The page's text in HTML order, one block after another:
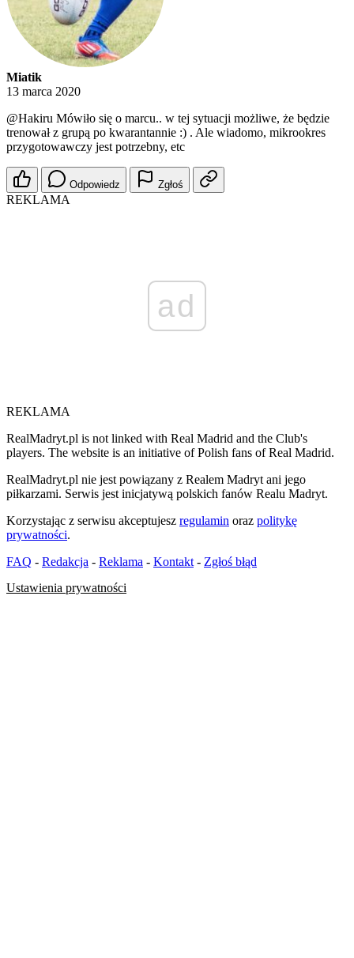
Miatik
13 marca 2020
@Hakiru Mówiło się o marcu.. w tej sytuacji możliwe, że będzie
trenował z grupą po kwarantannie :) . Ale wiadomo, mikrookres
przygotowawczy jest potrzebny, etc
Odpowiedz Zgłoś
REKLAMA
ad
REKLAMA
RealMadryt.pl is not linked with Real Madrid and the Club's
players. The website is an initiative of Polish fans of Real Madrid.
RealMadryt.pl nie jest powiązany z Realem Madryt ani jego
piłkarzami. Serwis jest inicjatywą polskich fanów Realu Madryt.
Korzystając z serwisu akceptujesz regulamin oraz politykę
prywatności.
FAQ - Redakcja - Reklama - Kontakt - Zgłoś błąd
Ustawienia prywatności